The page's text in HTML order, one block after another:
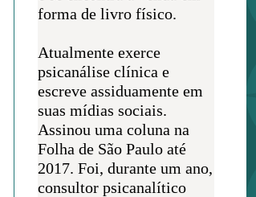
forma de livro físico.
Atualmente exerce
psicanálise clínica e
escreve assiduamente em
suas mídias sociais.
Assinou uma coluna na
Folha de São Paulo até
2017. Foi, durante um ano,
consultor psicanalítico